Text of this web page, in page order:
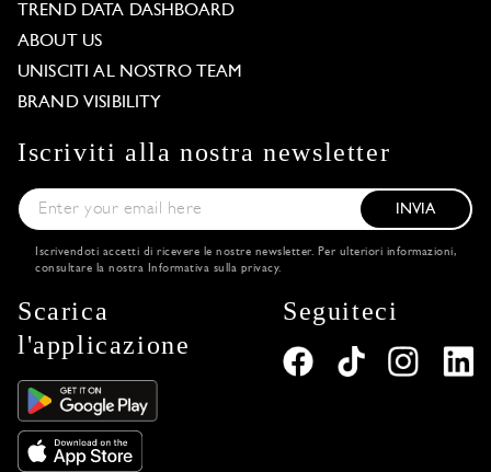
TREND DATA DASHBOARD
ABOUT US
UNISCITI AL NOSTRO TEAM
BRAND VISIBILITY
Iscriviti alla nostra newsletter
INVIA
Iscrivendoti accetti di ricevere le nostre newsletter. Per ulteriori informazioni,
consultare la nostra
Informativa sulla privacy.
Scarica
l'applicazione
Seguiteci